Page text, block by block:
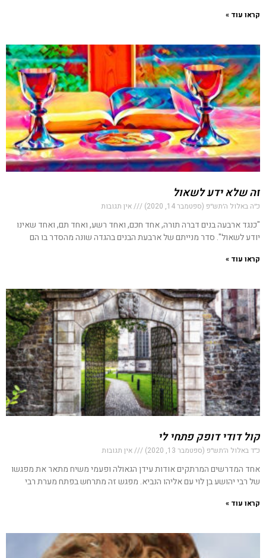
קראו עוד »
זה שלא ידע לשאול
כ״ה באלול ה׳תש״פ (ספטמבר 14, 2020) אין תגובות
"כנגד ארבעה בנים דברה תורה, אחד חכם, ואחד רשע, ואחד תם, ואחד שאינו
יודע לשאול". סדר מנייתם של ארבעת הבנים בהגדה שונה מהסדר בו הם
קראו עוד »
קול דודי דופק פתחי לי
כ״ד באלול ה׳תש״פ (ספטמבר 13, 2020) אין תגובות
אחד המדרשים המרתקים אודות עידן הגאולה ופעמי משיח מתאר את מפגשו
של רבי יהושע בן לוי עם אליהו הנביא. מפגש זה מתרחש בפתח מערת רבי
קראו עוד »